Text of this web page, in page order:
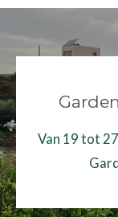
Van 19 tot